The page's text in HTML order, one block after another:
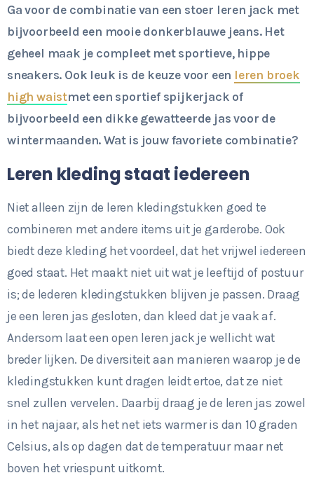
Ga voor de combinatie van een stoer leren jack met
bijvoorbeeld een mooie donkerblauwe jeans. Het
geheel maak je compleet met sportieve, hippe
sneakers. Ook leuk is de keuze voor een leren broek
high waistmet een sportief spijkerjack of
bijvoorbeeld een dikke gewatteerde jas voor de
wintermaanden. Wat is jouw favoriete combinatie?
Leren kleding staat iedereen
Niet alleen zijn de leren kledingstukken goed te
combineren met andere items uit je garderobe. Ook
biedt deze kleding het voordeel, dat het vrijwel iedereen
goed staat. Het maakt niet uit wat je leeftijd of postuur
is; de lederen kledingstukken blijven je passen. Draag
je een leren jas gesloten, dan kleed dat je vaak af.
Andersom laat een open leren jack je wellicht wat
breder lijken. De diversiteit aan manieren waarop je de
kledingstukken kunt dragen leidt ertoe, dat ze niet
snel zullen vervelen. Daarbij draag je de leren jas zowel
in het najaar, als het net iets warmer is dan 10 graden
Celsius, als op dagen dat de temperatuur maar net
boven het vriespunt uitkomt.